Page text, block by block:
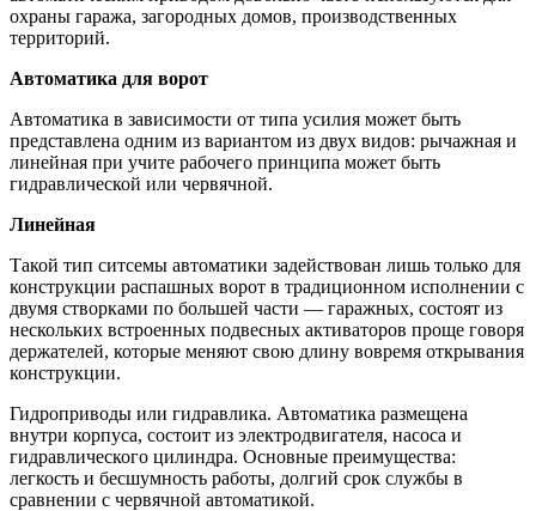
охраны гаража, загородных домов, производственных
территорий.
Автоматика для ворот
Автоматика в зависимости от типа усилия может быть
представлена одним из вариантом из двух видов: рычажная и
линейная при учите рабочего принципа может быть
гидравлической или червячной.
Линейная
Такой тип ситсемы автоматики задействован лишь только для
конструкции распашных ворот в традиционном исполнении с
двумя створками по большей части — гаражных, состоят из
нескольких встроенных подвесных активаторов проще говоря
держателей, которые меняют свою длину вовремя открывания
конструкции.
Гидроприводы или гидравлика. Автоматика размещена
внутри корпуса, состоит из электродвигателя, насоса и
гидравлического цилиндра. Основные преимущества:
легкость и бесшумность работы, долгий срок службы в
сравнении с червячной автоматикой.